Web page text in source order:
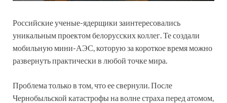
Российские ученые-ядерщики заинтересовались
уникальным проектом белорусских коллег. Те создали
мобильную мини-АЭС, которую за короткое время можно
развернуть практически в любой точке мира.
Проблема только в том, что ее свернули. После
Чернобыльской катастрофы на волне страха перед атомом,